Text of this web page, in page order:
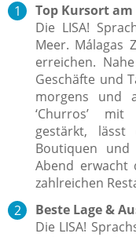
Top Kursort am
Die LISA!
Meer. Málagas
erreichen.
Geschäfte und
morgens und
‘Churros’
gestärkt,
Boutiquen
Abend erwacht
zahlreichen
Beste Lage &
Die LISA!